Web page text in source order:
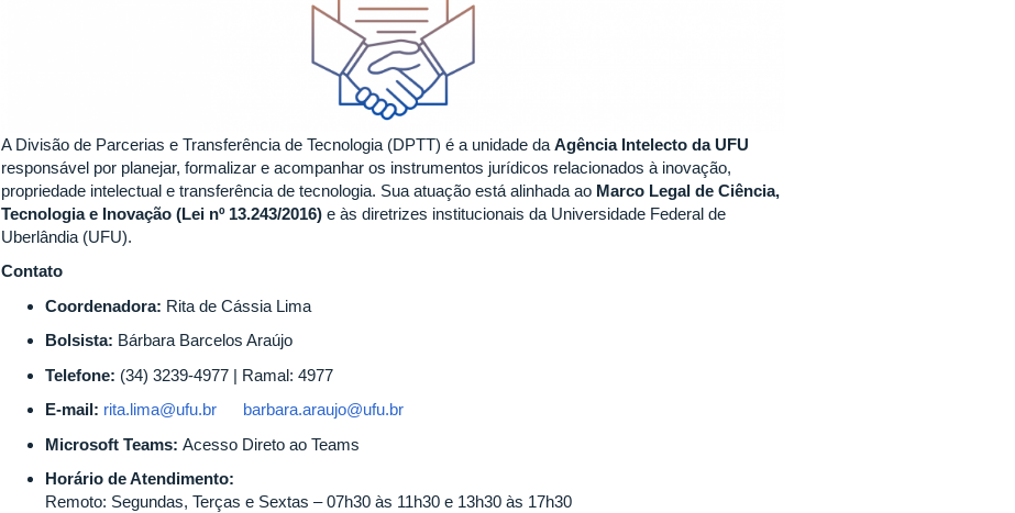
A Divisão de Parcerias e Transferência de Tecnologia (DPTT) é a unidade da Agência Intelecto da UFU
responsável por planejar, formalizar e acompanhar os instrumentos jurídicos relacionados à inovação,
propriedade intelectual e transferência de tecnologia. Sua atuação está alinhada ao Marco Legal de Ciência,
Tecnologia e Inovação (Lei nº 13.243/2016) e às diretrizes institucionais da Universidade Federal de
Uberlândia (UFU).
Contato
Coordenadora: Rita de Cássia Lima
Bolsista: Bárbara Barcelos Araújo
Telefone: (34) 3239-4977 | Ramal: 4977
E-mail: rita.lima@ufu.br
barbara.araujo@ufu.br
Microsoft Teams: Acesso Direto ao Teams
Horário de Atendimento:
Remoto: Segundas, Terças e Sextas – 07h30 às 11h30 e 13h30 às 17h30